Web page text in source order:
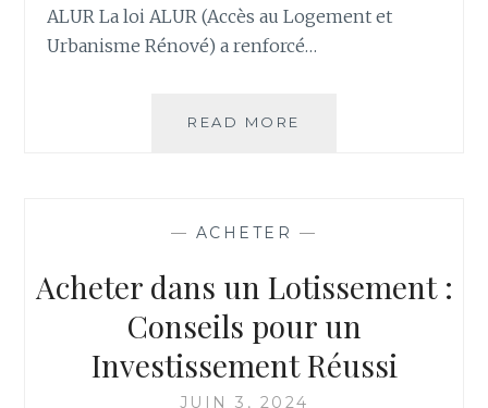
ALUR La loi ALUR (Accès au Logement et
Urbanisme Rénové) a renforcé…
READ MORE
LORS
VENTE
IMMOBILIÈRE
— ACHETER —
Acheter dans un Lotissement :
Conseils pour un
Investissement Réussi
JUIN 3, 2024